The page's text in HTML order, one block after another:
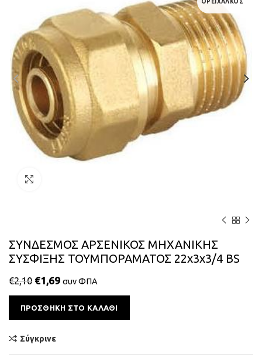
ΟΡΕΙΧΑΛΚΟΣ
ΣΥΝΔΕΣΜΟΣ ΑΡΣΕΝΙΚΟΣ ΜΗΧΑΝΙΚΗΣ
ΣΥΣΦΙΞΗΣ ΤΟΥΜΠΟΡΑΜΑΤΟΣ 22x3x3/4 BS
€2,10 €1,69 συν ΦΠΑ
ΠΡΟΣΘΉΚΗ ΣΤΟ ΚΑΛΆΘΙ
Σύγκρινε